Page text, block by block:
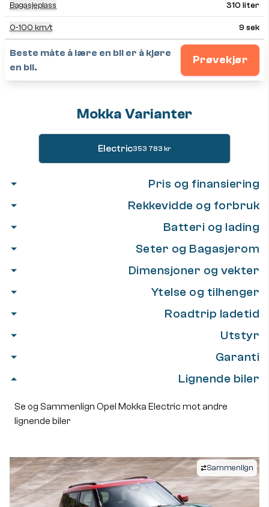
Bagasjeplass 310 liter
0-100 km/t 9 sek
Beste måte å lære en bil er å kjøre
en bil.
Prøvekjør
Mokka Varianter
Electric353 783 kr
Pris og finansiering
Rekkevidde og forbruk
Batteri og lading
Seter og Bagasjerom
Dimensjoner og vekter
Ytelse og tilhenger
Roadtrip ladetid
Utstyr
Garanti
Lignende biler
Se og Sammenlign Opel Mokka Electric mot andre
lignende biler
Sammenlign